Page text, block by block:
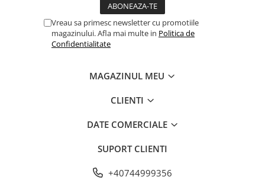
Vreau sa primesc newsletter cu promotiile
magazinului. Afla mai multe in Politica de
Confidentialitate
MAGAZINUL MEU
CLIENTI
DATE COMERCIALE
SUPORT CLIENTI
+40744999356